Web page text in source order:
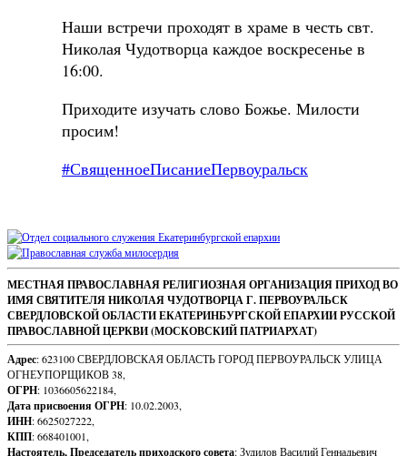
Наши встречи проходят в храме в честь свт.
Николая Чудотворца каждое воскресенье в
16:00.
Приходите изучать слово Божье. Милости
просим!
#СвященноеПисаниеПервоуральск
Sidebar
Footer
Content
МЕСТНАЯ ПРАВОСЛАВНАЯ РЕЛИГИОЗНАЯ ОРГАНИЗАЦИЯ ПРИХОД ВО
ИМЯ СВЯТИТЕЛЯ НИКОЛАЯ ЧУДОТВОРЦА Г. ПЕРВОУРАЛЬСК
СВЕРДЛОВСКОЙ ОБЛАСТИ ЕКАТЕРИНБУРГСКОЙ ЕПАРХИИ РУССКОЙ
ПРАВОСЛАВНОЙ ЦЕРКВИ (МОСКОВСКИЙ ПАТРИАРХАТ)
Адрес: 623100 СВЕРДЛОВСКАЯ ОБЛАСТЬ ГОРОД ПЕРВОУРАЛЬСК УЛИЦА
ОГНЕУПОРЩИКОВ 38,
ОГРН: 1036605622184,
Дата присвоения ОГРН: 10.02.2003,
ИНН: 6625027222,
КПП: 668401001,
Настоятель, Председатель приходского совета: Зудилов Василий Геннадьевич